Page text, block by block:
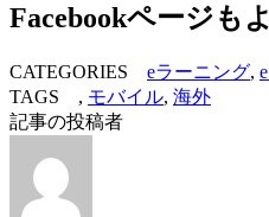
Facebookページも
CATEGORIES eラーニング,
TAGS , モバイル, 海外
記事の投稿者